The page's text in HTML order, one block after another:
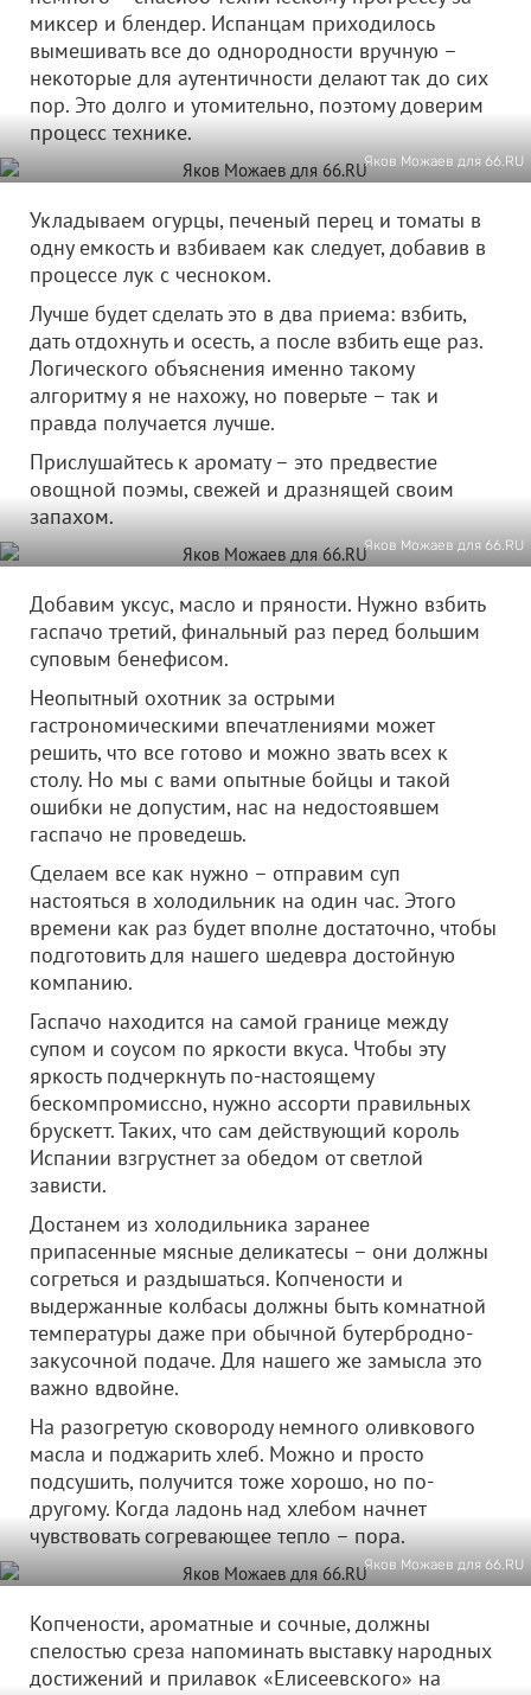
миксер и блендер. Испанцам приходилось
вымешивать все до однородности вручную –
некоторые для аутентичности делают так до сих
пор. Это долго и утомительно, поэтому доверим
процесс технике.
Яков Можаев для 66.RU
Укладываем огурцы, печеный перец и томаты в
одну емкость и взбиваем как следует, добавив в
процессе лук с чесноком.
Лучше будет сделать это в два приема: взбить,
дать отдохнуть и осесть, а после взбить еще раз.
Логического объяснения именно такому
алгоритму я не нахожу, но поверьте – так и
правда получается лучше.
Прислушайтесь к аромату – это предвестие
овощной поэмы, свежей и дразнящей своим
запахом.
Яков Можаев для 66.RU
Добавим уксус, масло и пряности. Нужно взбить
гаспачо третий, финальный раз перед большим
суповым бенефисом.
Неопытный охотник за острыми
гастрономическими впечатлениями может
решить, что все готово и можно звать всех к
столу. Но мы с вами опытные бойцы и такой
ошибки не допустим, нас на недостоявшем
гаспачо не проведешь.
Сделаем все как нужно – отправим суп
настояться в холодильник на один час. Этого
времени как раз будет вполне достаточно, чтобы
подготовить для нашего шедевра достойную
компанию.
Гаспачо находится на самой границе между
супом и соусом по яркости вкуса. Чтобы эту
яркость подчеркнуть по-настоящему
бескомпромиссно, нужно ассорти правильных
брускетт. Таких, что сам действующий король
Испании взгрустнет за обедом от светлой
зависти.
Достанем из холодильника заранее
припасенные мясные деликатесы – они должны
согреться и раздышаться. Копчености и
выдержанные колбасы должны быть комнатной
температуры даже при обычной бутербродно-
закусочной подаче. Для нашего же замысла это
важно вдвойне.
На разогретую сковороду немного оливкового
масла и поджарить хлеб. Можно и просто
подсушить, получится тоже хорошо, но по-
другому. Когда ладонь над хлебом начнет
чувствовать согревающее тепло – пора.
Яков Можаев для 66.RU
Копчености, ароматные и сочные, должны
спелостью среза напоминать выставку народных
достижений и прилавок «Елисеевского» на